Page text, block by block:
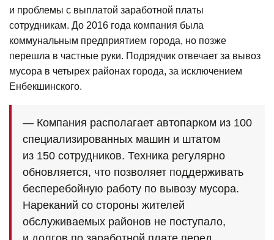
и проблемы с выплатой заработной платы
сотрудникам. До 2016 года компания была
коммунальным предприятием города, но позже
перешла в частные руки. Подрядчик отвечает за вывоз
мусора в четырех районах города, за исключением
Енбекшинского.
— Компания располагает автопарком из 100
специализированных машин и штатом
из 150 сотрудников. Техника регулярно
обновляется, что позволяет поддерживать
бесперебойную работу по вывозу мусора.
Нареканий со стороны жителей
обслуживаемых районов не поступало,